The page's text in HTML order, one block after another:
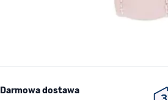
Darmowa dostawa